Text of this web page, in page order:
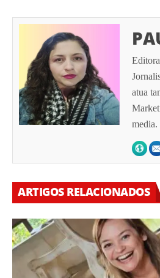
atua
media.
ARTIGOS RELACIONADOS